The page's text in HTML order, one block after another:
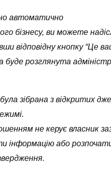
автоматично
бізнесу, ви можете
відповідну кнопку “Це
буде розглянута
була зібрана з відкритих
не керує власник
інформацію або